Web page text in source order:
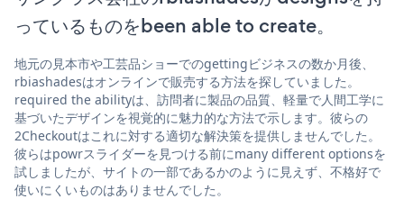
っているものをbeen able to create。
地元の見本市や工芸品ショーでのgettingビジネスの数か月後、
rbiashadesはオンラインで販売する方法を探していました。
required the abilityは、訪問者に製品の品質、軽量で人間工学に
基づいたデザインを視覚的に魅力的な方法で示します。彼らの
2Checkoutはこれに対する適切な解決策を提供しませんでした。
彼らはpowrスライダーを見つける前にmany different optionsを
試しましたが、サイトの一部であるかのように見えず、不格好で
使いにくいものはありませんでした。